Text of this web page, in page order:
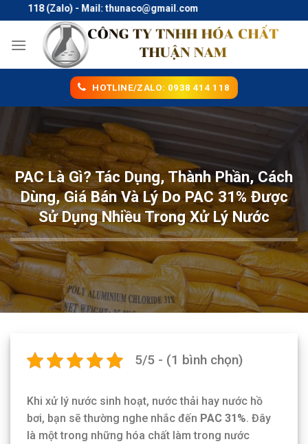
to
content
(Zalo) - Mail: thunaco@gmail.com
HOTLINE/ZALO: 0938 414 118
PAC Là Gì? Tác Dụng, Thành Phần, Cách
Dùng, Giá Bán Và Lý Do PAC 31% Được
Sử Dụng Nhiều Trong Xử Lý Nước
5/5 - (1 bình chọn)
Khi xử lý nước sinh hoạt, nước thải hay nước hồ
bơi, bạn sẽ thường nghe nhắc đến PAC 31%. Đây
là một trong những hóa chất làm trong nước